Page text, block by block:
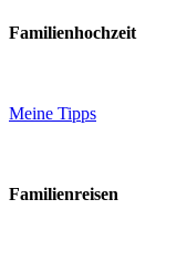
Familienhochzeit
Meine Tipps
Familienreisen